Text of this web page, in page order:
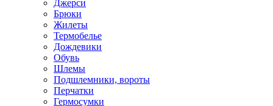
Джерси
Брюки
Жилеты
Термобелье
Дождевики
Обувь
Шлемы
Подшлемники, вороты
Перчатки
Гермосумки